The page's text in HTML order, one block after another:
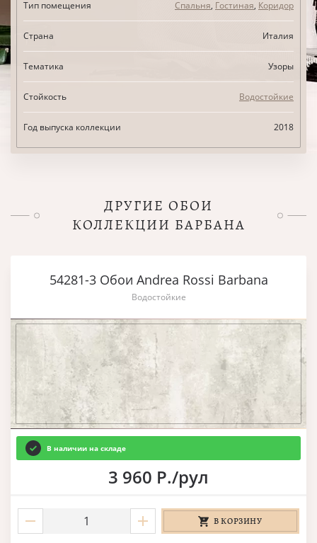
Тип помещения Спальня, Гостиная, Коридор
Страна Италия
Тематика Узоры
Стойкость Водостойкие
Год выпуска коллекции 2018
ДРУГИЕ ОБОИ
КОЛЛЕКЦИИ БАРБАНА
54281-3 Обои Andrea Rossi Barbana
Водостойкие
В наличии на складе
3 960 Р./рул
В КОРЗИНУ